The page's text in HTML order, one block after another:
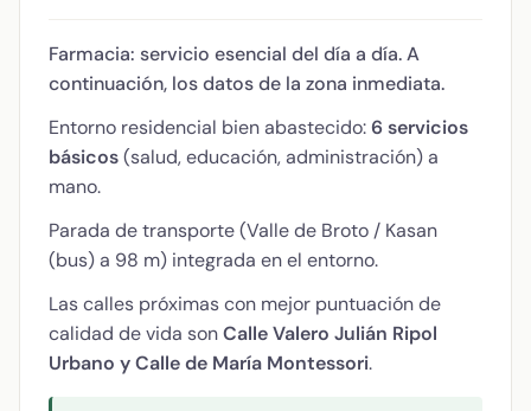
Farmacia: servicio esencial del día a día. A
continuación, los datos de la zona inmediata.
Entorno residencial bien abastecido:6 servicios
básicos(salud, educación, administración) a
mano.
Parada de transporte (Valle de Broto / Kasan
(bus) a 98 m) integrada en el entorno.
Las calles próximas con mejor puntuación de
calidad de vida sonCalle Valero Julián Ripol
Urbano y Calle de María Montessori.